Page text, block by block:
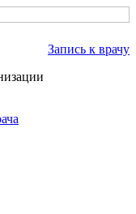
Запись к врачу